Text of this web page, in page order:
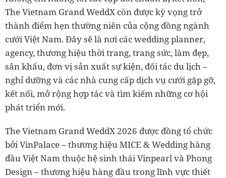
The Vietnam Grand WeddX còn được kỳ vọng trở
thành điểm hẹn thường niên của cộng đồng ngành
cưới Việt Nam. Đây sẽ là nơi các wedding planner,
agency, thương hiệu thời trang, trang sức, làm đẹp,
sân khấu, đơn vị sản xuất sự kiện, đối tác du lịch –
nghỉ dưỡng và các nhà cung cấp dịch vụ cưới gặp gỡ,
kết nối, mở rộng hợp tác và tìm kiếm những cơ hội
phát triển mới.
The Vietnam Grand WeddX 2026 được đồng tổ chức
bởi VinPalace – thương hiệu MICE & Wedding hàng
đầu Việt Nam thuộc hệ sinh thái Vinpearl và Phong
Design – thương hiệu hàng đầu trong lĩnh vực thiết